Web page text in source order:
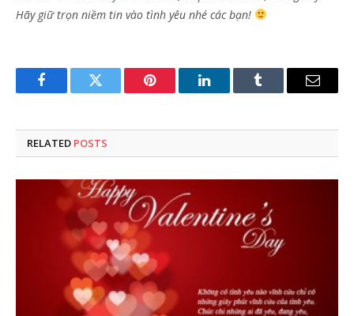
Hãy giữ trọn niềm tin vào tình yêu nhé các bạn!
FacebookTwitter Pinterest LinkedInTumblr Email
RELATED POSTS